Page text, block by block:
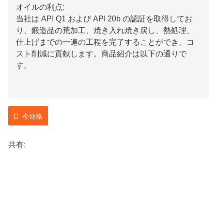
オイルの利点:
当社は API Q1 および API 20b の認証を取得してお
り、鍛造品の荒加工、焼き入れ焼き戻し、熱処理、
仕上げまでの一連の工程を完了することができ、コ
スト削減に貢献します。商品紹介は以下の通りで
す。
今連絡
共有: